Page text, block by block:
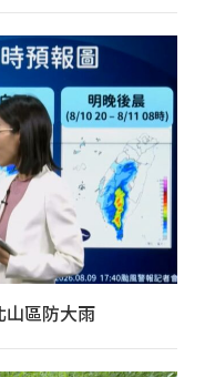
山區防大雨